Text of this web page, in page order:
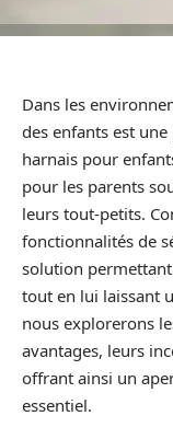
Dans les
des enfants est
harnais pour
pour les parents
leurs tout-petits.
fonctionnalités de
solution permettant
tout en lui laissant
nous explorerons
avantages, leurs
offrant ainsi un
essentiel.